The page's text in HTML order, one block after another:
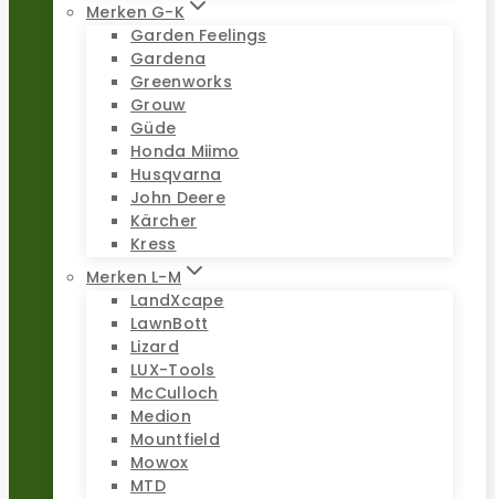
Merken G-K
Garden Feelings
Gardena
Greenworks
Grouw
Güde
Honda Miimo
Husqvarna
John Deere
Kärcher
Kress
Merken L-M
LandXcape
LawnBott
Lizard
LUX-Tools
McCulloch
Medion
Mountfield
Mowox
MTD